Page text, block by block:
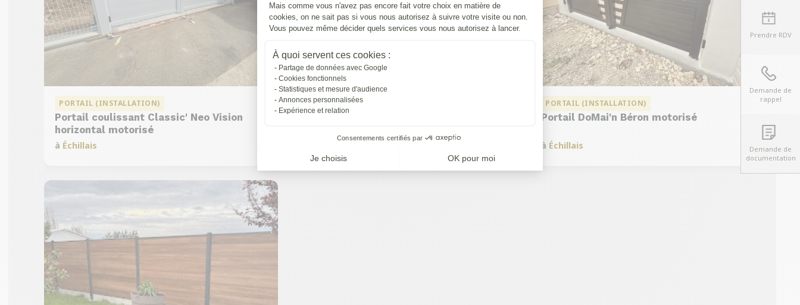
Mais comme vous n'avez pas encore fait votre choix en matière de
cookies, on ne sait pas si vous nous autorisez à suivre votre visite ou non.
Vous pouvez même décider quels services vous nous autorisez à lancer.
À quoi servent ces cookies :
Partage de données avec Google
Cookies fonctionnels
Statistiques et mesure d'audience
Annonces personnalisées
Expérience et relation
Consentements certifiés par
Je choisis OK pour moi
Axeptio consent
PORTAIL (INSTALLATION)
Portail coulissant Classic' Neo Vision
horizontal motorisé
à Échillais
Pergola bioclimatique Easy Up avec
stores intégrés
à Échillais
PORTAIL (INSTALLATION)
Portail DoMai'n Béron motorisé
à Échillais
Prendre RDV
Demande de
rappel
Demande de
documentation